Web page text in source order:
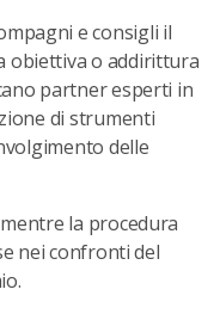
e consigli il
obiettiva o addirittura
partner esperti in
di strumenti
delle
la procedura
nei confronti del